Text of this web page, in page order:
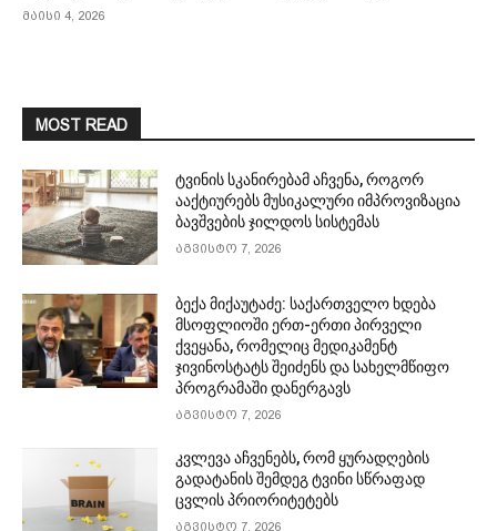
მაისი 4, 2026
MOST READ
ტვინის სკანირებამ აჩვენა, როგორ
ააქტიურებს მუსიკალური იმპროვიზაცია
ბავშვების ჯილდოს სისტემას
აგვისტო 7, 2026
ბექა მიქაუტაძე: საქართველო ხდება
მსოფლიოში ერთ-ერთი პირველი
ქვეყანა, რომელიც მედიკამენტ
ჯივინოსტატს შეიძენს და სახელმწიფო
პროგრამაში დანერგავს
აგვისტო 7, 2026
კვლევა აჩვენებს, რომ ყურადღების
გადატანის შემდეგ ტვინი სწრაფად
ცვლის პრიორიტეტებს
აგვისტო 7, 2026